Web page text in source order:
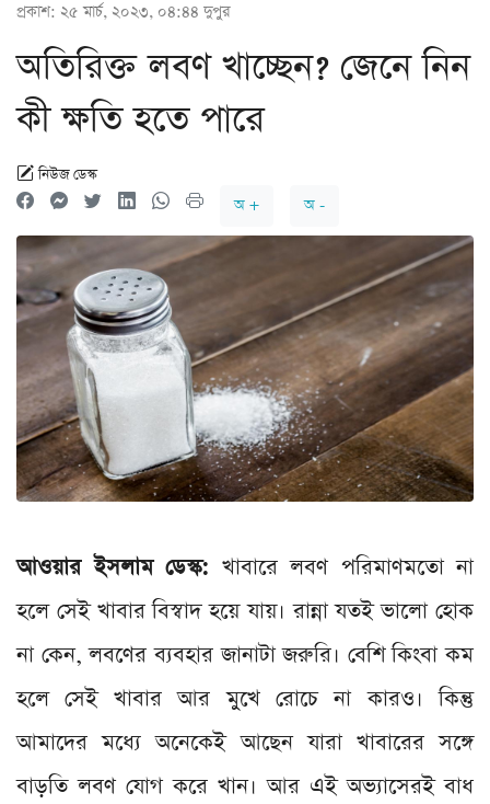
প্রকাশ: ২৫ মার্চ, ২০২৩, ০৪:৪৪ দুপুর
অতিরিক্ত লবণ খাচ্ছেন? জেনে নিন
কী ক্ষতি হতে পারে
নিউজ ডেস্ক
অ +
অ -
আওয়ার ইসলাম ডেস্ক: খাবারে লবণ পরিমাণমতো না
হলে সেই খাবার বিস্বাদ হয়ে যায়। রান্না যতই ভালো হোক
না কেন, লবণের ব্যবহার জানাটা জরুরি। বেশি কিংবা কম
হলে সেই খাবার আর মুখে রোচে না কারও। কিন্তু
আমাদের মধ্যে অনেকেই আছেন যারা খাবারের সঙ্গে
বাড়তি লবণ যোগ করে খান। আর এই অভ্যাসেরই বাধ